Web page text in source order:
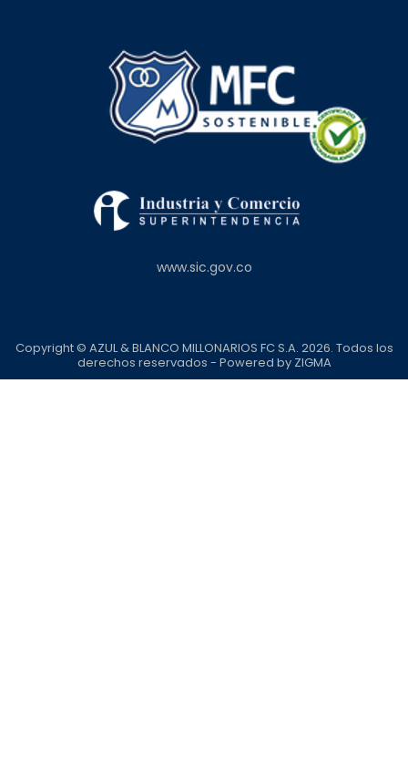
www.sic.gov.co
Copyright © AZUL & BLANCO MILLONARIOS FC S.A. 2026. Todos los
derechos reservados - Powered by ZIGMA